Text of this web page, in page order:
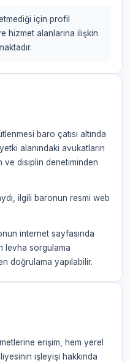
için profil
hizmet alanlarına ilişkin
baro çatısı altında
alanındaki avukatların
ve disiplin denetiminden
ilgili baronun resmi web
internet sayfasında
levha sorgulama
doğrulama yapılabilir.
erişim, hem yerel
işleyişi hakkında